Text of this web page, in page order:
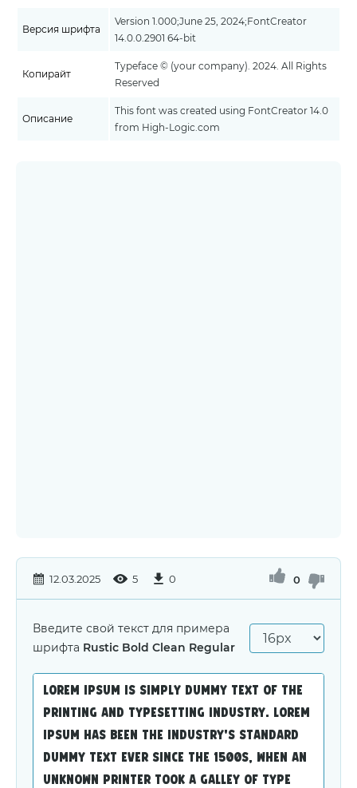
Версия шрифта
Version 1.000;June 25, 2024;FontCreator
14.0.0.2901 64-bit
Копирайт
Typeface © (your company). 2024. All Rights
Reserved
Описание
This font was created using FontCreator 14.0
from High-Logic.com
12.03.2025 5 0 0
Введите свой текст для примера
шрифта Rustic Bold Clean Regular